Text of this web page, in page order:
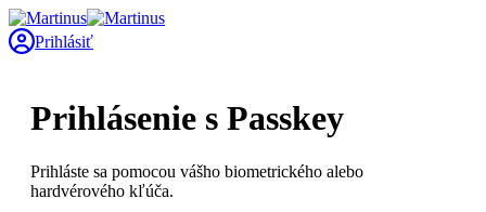
Prihlásiť
Prihlásenie s Passkey
Prihláste sa pomocou vášho biometrického alebo
hardvérového kľúča.